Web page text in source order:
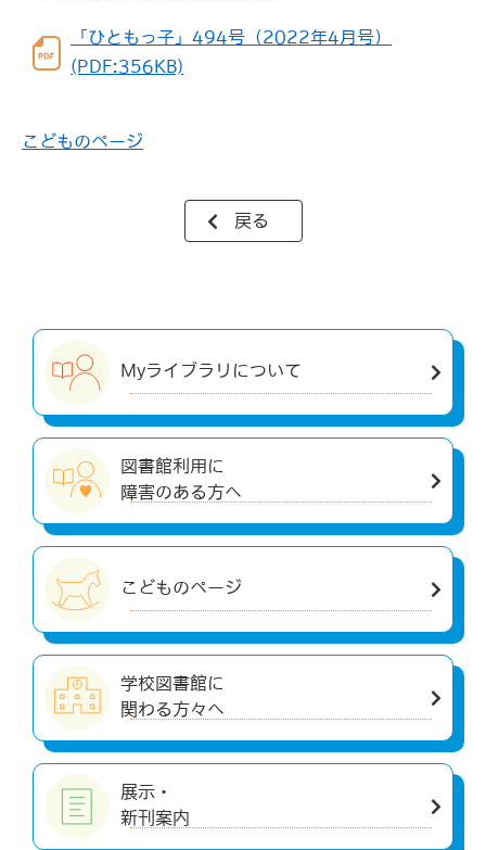
「ひともっ子」494号（2022年4月号）
(PDF:356KB)
こどものページ
戻る
Myライブラリについて
図書館利用に
障害のある方へ
こどものページ
学校図書館に
関わる方々へ
展示・
新刊案内